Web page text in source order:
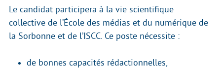
Le candidat participera à la vie scientifique
collective de l’École des médias et du numérique de
la Sorbonne et de l’ISCC. Ce poste nécessite :
de bonnes capacités rédactionnelles,